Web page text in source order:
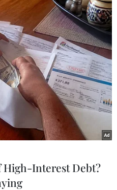
Huệ và đại biểu dự khai mạc.
TTXVN)
High-Interest Debt?